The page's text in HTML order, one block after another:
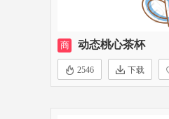
商 动态桃心茶杯
2546 下载